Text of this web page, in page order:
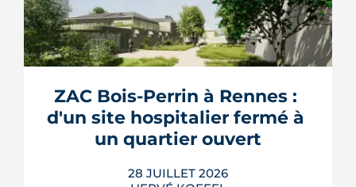
Construire, agrandir ou surélever à
Rennes Métropole ne s'improvise pas :
entre seuils de surface, PLUi des 43
communes et secteurs patrimoniaux, le
premier coup de crayon. Ce guide
passe en revue les cas où le permis
s'impose, le dépôt en ligne et les délai...
LIRE L'ARTICLE
ZAC Bois-Perrin à Rennes :
d'un site hospitalier fermé à
un quartier ouvert
28 JUILLET 2026